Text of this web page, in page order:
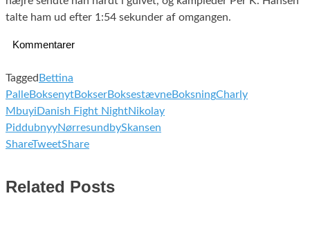
talte ham ud efter 1:54 sekunder af omgangen.
Kommentarer
Tagged Bettina
PalleBoksenytBokserBoksestævneBoksningCharly
Mbuyi Danish Fight NightNikolay
PiddubnyyNørresundbySkansen
ShareTweetShare
Related Posts